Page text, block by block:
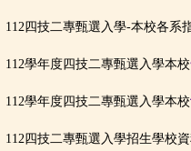
112四技二專甄選入學-本校各系
112學年度四技二專甄選入學本校
112學年度四技二專甄選入學本校
112四技二專甄選入學招生學校